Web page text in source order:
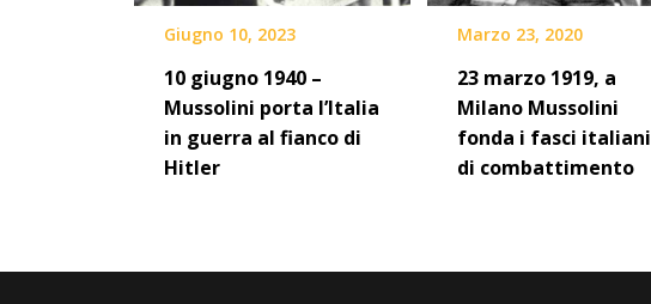
Giugno 10, 2023
10 giugno 1940 –
Mussolini porta l’Italia
in guerra al fianco di
Hitler
Marzo 23, 2020
23 marzo 1919, a
Milano Mussolini
fonda i fasci italiani
di combattimento